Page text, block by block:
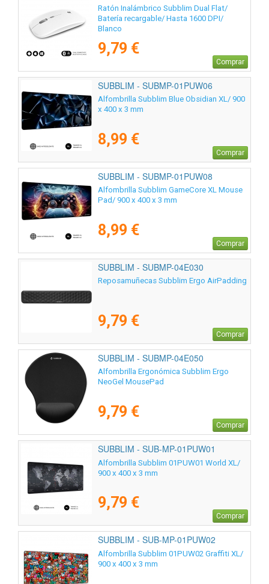
Ratón Inalámbrico Subblim Dual Flat/
Batería recargable/ Hasta 1600 DPI/
Blanco
9,79 €
Comprar
SUBBLIM - SUBMP-01PUW06
Alfombrilla Subblim Blue Obsidian XL/ 900
x 400 x 3 mm
8,99 €
Comprar
SUBBLIM - SUBMP-01PUW08
Alfombrilla Subblim GameCore XL Mouse
Pad/ 900 x 400 x 3 mm
8,99 €
Comprar
SUBBLIM - SUBMP-04E030
Reposamuñecas Subblim Ergo AirPadding
9,79 €
Comprar
SUBBLIM - SUBMP-04E050
Alfombrilla Ergonómica Subblim Ergo
NeoGel MousePad
9,79 €
Comprar
SUBBLIM - SUB-MP-01PUW01
Alfombrilla Subblim 01PUW01 World XL/
900 x 400 x 3 mm
9,79 €
Comprar
SUBBLIM - SUB-MP-01PUW02
Alfombrilla Subblim 01PUW02 Graffiti XL/
900 x 400 x 3 mm